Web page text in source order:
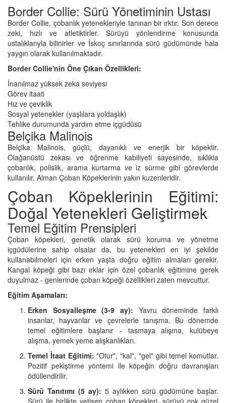
Border Collie: Sürü Yönetiminin Ustası
Border Collie, çobanlık yetenekleriyle tanınan bir ırktır. Son derece
zeki, hızlı ve atletiktirler. Sürüyü yönlendirme konusunda
ustalıklarıyla bilinirler ve İskoç sınırlarında sürü güdümünde hala
yaygın olarak kullanılmaktadır.
Border Collie'nin Öne Çıkan Özellikleri:
İnanılmaz yüksek zeka seviyesi
Görev itaati
Hız ve çeviklik
Sosyal yetenekler (yaşlılara yoldaşlık)
Tehlike durumunda yardım etme içgüdüsü
Belçika Malinois
Belçika Malinois, güçlü, dayanıklı ve enerjik bir köpektir.
Olağanüstü zekası ve öğrenme kabiliyeti sayesinde, sıklıkla
çobanlık, polislik, arama kurtarma ve iz sürme gibi görevlerde
kullanılır. Alman Çoban Köpeklerinin yakın kuzenleridir.
Çoban Köpeklerinin Eğitimi:
Doğal Yetenekleri Geliştirmek
Temel Eğitim Prensipleri
Çoban köpekleri, genetik olarak sürü koruma ve yönetme
içgüdülerine sahip olsalar da, bu yetenekleri en iyi şekilde
kullanabilmeleri için erken yaşta doğru eğitim almaları gerekir.
Kangal köpeği gibi bazı ırklar için özel çobanlık eğitimine gerek
duyulmaz - genlerinde çoban köpeği özellikleri zaten mevcuttur.
Eğitim Aşamaları:
Erken Sosyalleşme (3-9 ay): Yavru döneminde farklı
insanlar, hayvanlar ve çevrelerle tanışma. Bu dönemde
temel eğitimlere başlanır - tasmaya alışma, kulübeye
alışma, yemek yeme alışkanlıkları.
Temel İtaat Eğitimi: "Otur", "kal", "gel" gibi temel komutlar.
Pozitif pekiştirme yöntemi ile köpeğin doğru davranışları
ödüllendirilir.
Sürü Tanıtımı (5 ay): 5 aylıkken sürü güdümüne başlar.
Sürü ile birlikte yetişen çoban köpekleri, sürüyü çok güzel